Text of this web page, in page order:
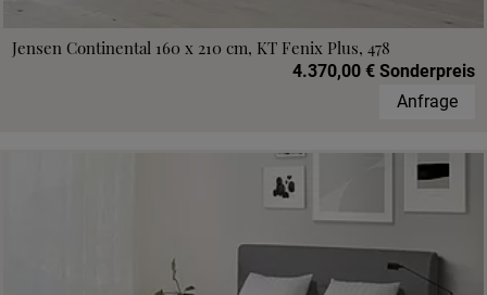
Jensen Continental 160 x 210 cm, KT Fenix Plus, 478
4.370,00 € Sonderpreis
Anfrage